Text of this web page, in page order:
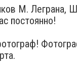
М. Леграна,
постоянно!